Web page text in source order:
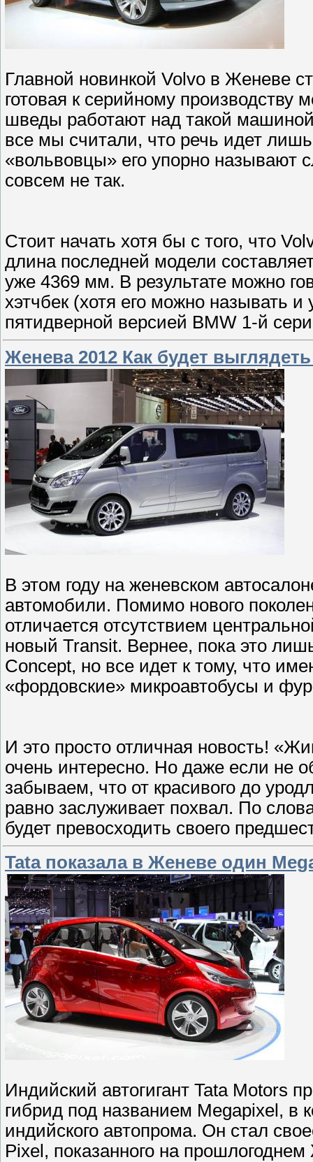
Главной новинкой Volvo в Женеве
готовая к серийному
шведы работают над такой
все мы считали, что речь идет
«вольвовцы» его упорно называют
совсем не так.
Стоит начать хотя бы с того, что
длина последней модели
уже 4369 мм. В результате можно
хэтчбек (хотя его можно называть
пятидверной версией BMW 1-й
Женева 2012 Как будет
В этом году на женевском
автомобили. Помимо нового
отличается отсутствием
новый Transit. Вернее, пока это
Concept, но все идет к тому, что
«фордовские» микроавтобусы и
И это просто отличная новость!
очень интересно. Но даже если не
забываем, что от красивого до
равно заслуживает похвал. По
будет превосходить своего
Tata показала в Женеве один
Индийский автогигант Tata Motors
гибрид под названием Megapixel, в
индийского автопрома. Он стал
Pixel, показанного на